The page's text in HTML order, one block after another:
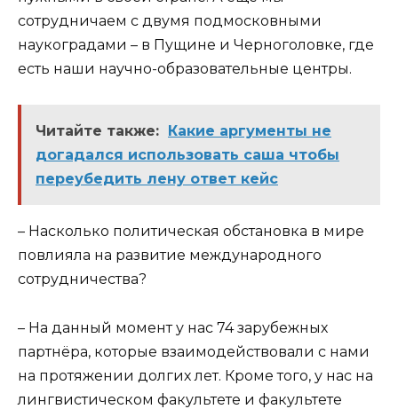
сотрудничаем с двумя подмосковными
наукоградами – в Пущине и Черноголовке, где
есть наши научно-образовательные центры.
Читайте также:
Какие аргументы не
догадался использовать саша чтобы
переубедить лену ответ кейс
– Насколько политическая обстановка в мире
повлияла на развитие международного
сотрудничества?
– На данный момент у нас 74 зарубежных
партнёра, которые взаимодействовали с нами
на протяжении долгих лет. Кроме того, у нас на
лингвистическом факультете и факультете